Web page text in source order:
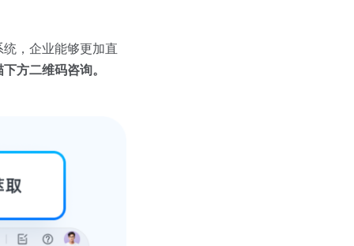
，企业能够更加直
方二维码咨询。